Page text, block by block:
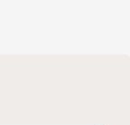
業以成本為優